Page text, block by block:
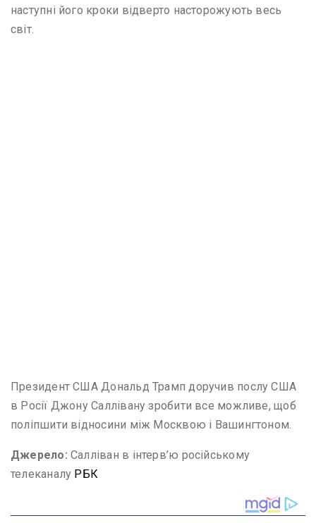
наступні його кроки відверто насторожують весь
світ.
Президент США Дональд Трамп доручив послу США
в Росії Джону Саллівану зробити все можливе, щоб
поліпшити відносини між Москвою і Вашингтоном.
Джерело: Салліван в інтерв’ю російському
телеканалу РБК